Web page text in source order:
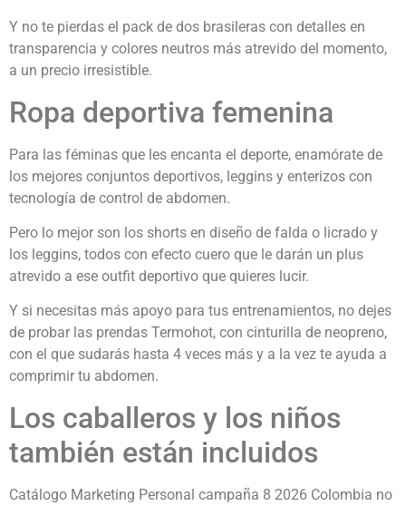
Y no te pierdas el pack de dos brasileras con detalles en
transparencia y colores neutros más atrevido del momento,
a un precio irresistible.
Ropa deportiva femenina
Para las féminas que les encanta el deporte, enamórate de
los mejores conjuntos deportivos, leggins y enterizos con
tecnología de control de abdomen.
Pero lo mejor son los shorts en diseño de falda o licrado y
los leggins, todos con efecto cuero que le darán un plus
atrevido a ese outfit deportivo que quieres lucir.
Y si necesitas más apoyo para tus entrenamientos, no dejes
de probar las prendas Termohot, con cinturilla de neopreno,
con el que sudarás hasta 4 veces más y a la vez te ayuda a
comprimir tu abdomen.
Los caballeros y los niños
también están incluidos
Catálogo Marketing Personal campaña 8 2026 Colombia no